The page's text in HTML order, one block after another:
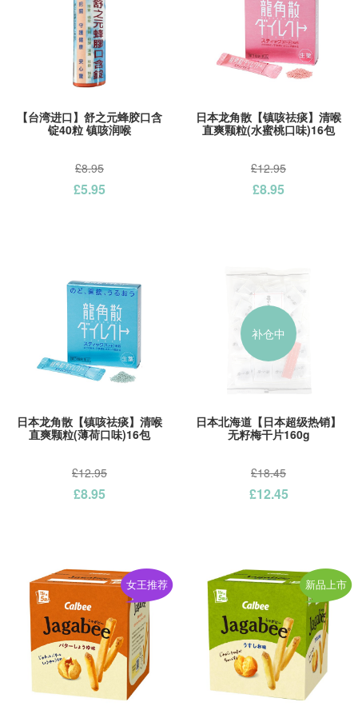
【台湾进口】舒之元蜂胶口含
锭40粒 镇咳润喉
£8.95
£5.95
日本龙角散【镇咳祛痰】清喉
直爽颗粒(水蜜桃口味)16包
£12.95
£8.95
日本龙角散【镇咳祛痰】清喉
直爽颗粒(薄荷口味)16包
£12.95
£8.95
补仓中
日本北海道【日本超级热销】
无籽梅干片160g
£18.45
£12.45
女王推荐 新品上市